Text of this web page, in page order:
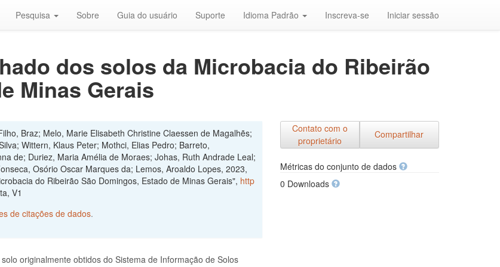
Pesquisa Sobre Guia do usuário Suporte Idioma Padrão Inscreva-se Iniciar sessão
dos solos da Microbacia do Ribeirão
Minas Gerais
Braz; Melo, Marie Elisabeth Christine Claessen de Magalhẽs;
Wittern, Klaus Peter; Mothci, Elias Pedro; Barreto,
de; Duriez, Maria Amélia de Moraes; Johas, Ruth Andrade Leal;
Osório Oscar Marques da; Lemos, Aroaldo Lopes, 2023,
do Ribeirão São Domingos, Estado de Minas Gerais", http
V1
de citações de dados.
Contato com o
proprietário
Compartilhar
Métricas do conjunto de dados
0 Downloads
originalmente obtidos do Sistema de Informação de Solos